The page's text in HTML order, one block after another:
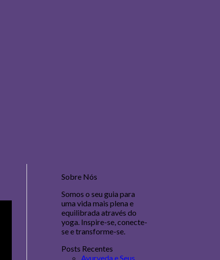
Sobre Nós
Somos o seu guia para
uma vida mais plena e
equilibrada através do
yoga. Inspire-se, conecte-
se e transforme-se.
Posts Recentes
Ayurveda e Seus